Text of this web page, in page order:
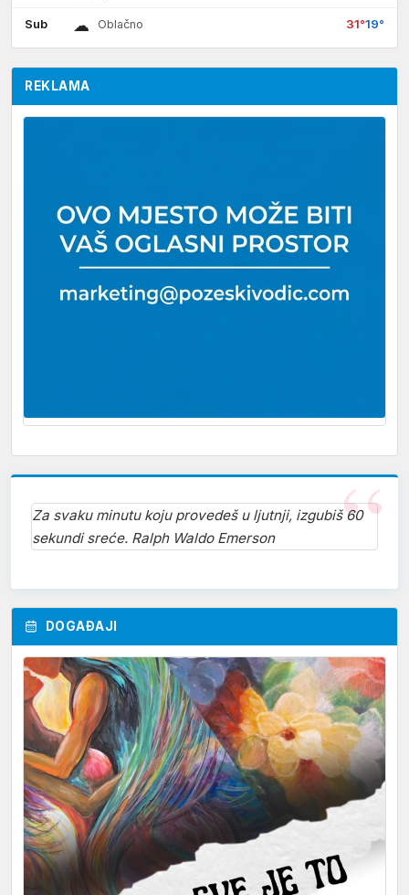
Sub ☁ Oblačno 31°19°
REKLAMA
Za svaku minutu koju provedeš u ljutnji, izgubiš 60
sekundi sreće. Ralph Waldo Emerson
DOGAĐAJI